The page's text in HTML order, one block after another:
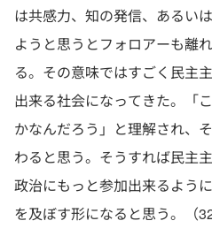
は共感力、知の発信、あるい
ようと思うとフォロアーも離
る。その意味ではすごく民主
出来る社会になってきた。「
かなんだろう」と理解され、
わると思う。そうすれば民主
政治にもっと参加出来るよう
を及ぼす形になると思う。（